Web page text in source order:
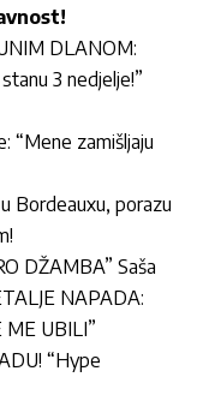
DLANOM:
3 nedjelje!”
“Mene zamišljaju
Bordeauxu, porazu
DŽAMBA” Saša
NAPADA:
ME UBILI”
“Hype